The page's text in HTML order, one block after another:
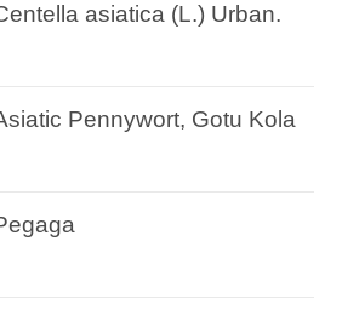
asiatica (L.) Urban.
Pennywort, Gotu Kola